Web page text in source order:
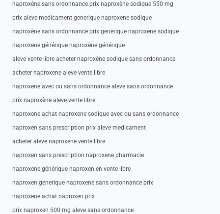
naproxène sans ordonnance prix naproxène sodique 550 mg
prix aleve medicament generique naproxene sodique
naproxène sans ordonnance prix generique naproxene sodique
naproxene générique naproxène générique
aleve vente libre acheter naproxène sodique sans ordonnance
acheter naproxene aleve vente libre
naproxene avec ou sans ordonnance aleve sans ordonnance
prix naproxène aleve vente libre
naproxene achat naproxene sodique avec ou sans ordonnance
naproxen sans prescription prix aleve medicament
acheter aleve naproxene vente libre
naproxen sans prescription naproxene pharmacie
naproxene générique naproxen en vente libre
naproxen generique naproxene sans ordonnance prix
naproxene achat naproxen prix
prix naproxen 500 mg aleve sans ordonnance